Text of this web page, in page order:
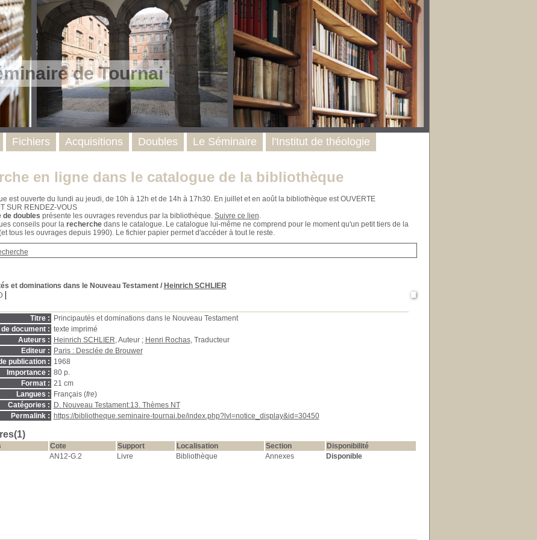
de Tournai
en ligne dans le catalogue de la bibliothèque
est ouverte du lundi au jeudi, de 10h à 12h et de 14h à 17h30. En juillet et en août la bibliothèque est OUVERTE
SUR RENDEZ-VOUS
de doubles présente les ouvrages revendus par la bibliothèque. Suivre ce lien.
conseils pour la recherchedans le catalogue. Le catalogue lui-même ne comprend pour le moment qu'un petit tiers de la
tous les ouvrages depuis 1990). Le fichier papier permet d'accéder à tout le reste.
et dominations dans le Nouveau Testament/ Heinrich SCHLIER
Titre :
Principautés et dominations dans le Nouveau Testament
de document : texte imprimé
Auteurs :
Heinrich SCHLIER, Auteur ; Henri Rochas, Traducteur
Editeur :
Paris : Desclée de Brouwer
publication : 1968
Importance : 80 p.
Format : 21 cm
Langues :
Français (fre)
Catégories :
D. Nouveau Testament:13. Thèmes NT
Permalink :
https://bibliotheque.seminaire-tournai.be/index.php?lvl=notice_display&id=30450
Cote Support Localisation Section
Disponibilité
AN12-G.2 Livre Bibliothèque Annexes Disponible
Fichiers Acquisitions Doubles Le Séminaire l'Institut de théologie